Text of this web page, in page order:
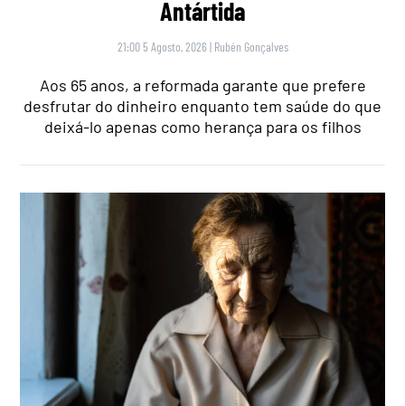
Antártida
21:00 5 Agosto, 2026 | Rubén Gonçalves
Aos 65 anos, a reformada garante que prefere
desfrutar do dinheiro enquanto tem saúde do que
deixá-lo apenas como herança para os filhos